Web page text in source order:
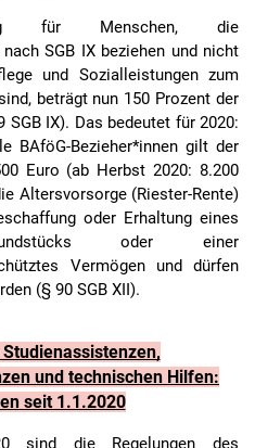
für Menschen, die
SGB IX beziehen und nicht
und Sozialleistungen zum
beträgt nun 150 Prozent der
IX). Das bedeutet für 2020:
BAföG-Bezieher*innen gilt der
Euro (ab Herbst 2020: 8.200
Altersvorsorge (Riester-Rente)
oder Erhaltung eines
oder einer
Vermögen und dürfen
(§ 90 SGB XII).
und technischen Hilfen:
seit 1.1.2020
sind die Regelungen des